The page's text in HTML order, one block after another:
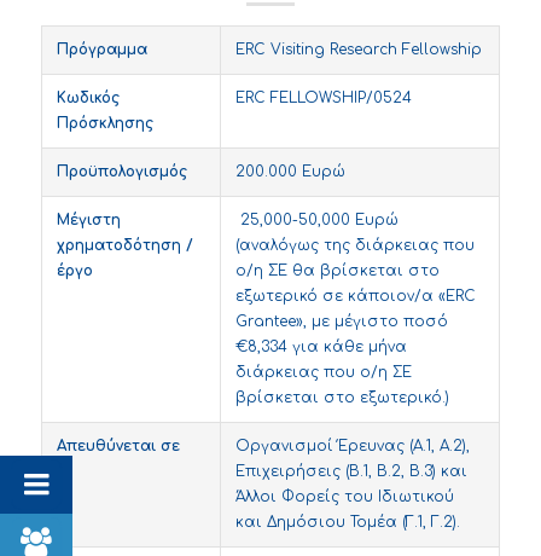
Πρόγραμμα ERC Visiting Research Fellowship
Κωδικός
Πρόσκλησης
ERC FELLOWSHIP/0524
Προϋπολογισμός 200.000 Ευρώ
Μέγιστη
χρηματοδότηση /
έργο
25,000-50,000 Ευρώ
(αναλόγως της διάρκειας που
ο/η ΣΕ θα βρίσκεται στο
εξωτερικό σε κάποιον/α «ERC
Grantee», με μέγιστο ποσό
€8,334 για κάθε μήνα
διάρκειας που ο/η ΣΕ
βρίσκεται στο εξωτερικό.)
Απευθύνεται σε
Οργανισμοί Έρευνας (Α.1, Α.2),
Επιχειρήσεις (Β.1, Β.2, Β.3) και
Άλλοι Φορείς του Ιδιωτικού
και Δημόσιου Τομέα (Γ.1, Γ.2).